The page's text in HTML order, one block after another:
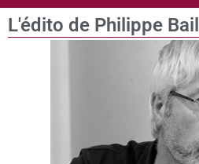
L'édito de Philippe